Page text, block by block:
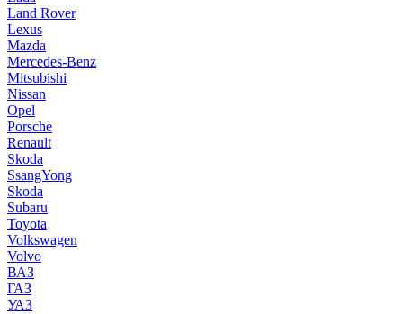
Land Rover
Lexus
Mazda
Mercedes-Benz
Mitsubishi
Nissan
Opel
Porsche
Renault
Skoda
SsangYong
Skoda
Subaru
Toyota
Volkswagen
Volvo
ВАЗ
ГАЗ
УАЗ